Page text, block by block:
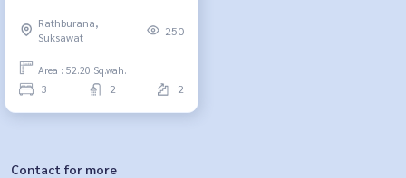
Rathburana,
Suksawat
250
Area : 52.20 Sq.wah.
3 2 2
Contact for more